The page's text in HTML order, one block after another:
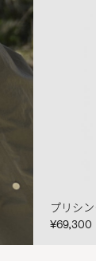
プリシ
¥69,300